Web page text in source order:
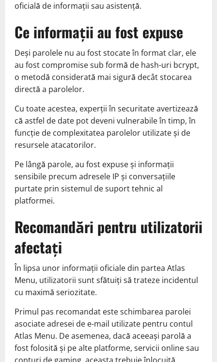
oficială de informații sau asistență.
Ce informații au fost expuse
Deși parolele nu au fost stocate în format clar, ele
au fost compromise sub formă de hash-uri bcrypt,
o metodă considerată mai sigură decât stocarea
directă a parolelor.
Cu toate acestea, experții în securitate avertizează
că astfel de date pot deveni vulnerabile în timp, în
funcție de complexitatea parolelor utilizate și de
resursele atacatorilor.
Pe lângă parole, au fost expuse și informații
sensibile precum adresele IP și conversațiile
purtate prin sistemul de suport tehnic al
platformei.
Recomandări pentru utilizatorii
afectați
În lipsa unor informații oficiale din partea Atlas
Menu, utilizatorii sunt sfătuiți să trateze incidentul
cu maximă seriozitate.
Primul pas recomandat este schimbarea parolei
asociate adresei de e-mail utilizate pentru contul
Atlas Menu. De asemenea, dacă aceeași parolă a
fost folosită și pe alte platforme, servicii online sau